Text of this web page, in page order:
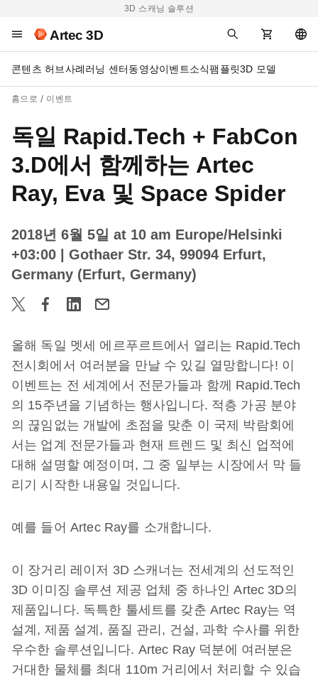
3D 스캐닝 솔루션
Artec 3D
콘텐츠 허브사례러닝 센터동영상이벤트소식팸플릿3D 모델
홈으로 이벤트
독일 Rapid.Tech + FabCon
3.D에서 함께하는 Artec
Ray, Eva 및 Space Spider
2018년 6월 5일 at 10 am Europe/Helsinki
+03:00
| Gothaer Str. 34, 99094 Erfurt,
Germany (Erfurt, Germany)
올해 독일 멧세 에르푸르트에서 열리는 Rapid.Tech
전시회에서 여러분을 만날 수 있길 열망합니다! 이
이벤트는 전 세계에서 전문가들과 함께 Rapid.Tech
의 15주년을 기념하는 행사입니다. 적층 가공 분야
의 끊임없는 개발에 초점을 맞춘 이 국제 박람회에
서는 업계 전문가들과 현재 트렌드 및 최신 업적에
대해 설명할 예정이며, 그 중 일부는 시장에서 막 들
리기 시작한 내용일 것입니다.
예를 들어 Artec Ray를 소개합니다.
이 장거리 레이저 3D 스캐너는 전세계의 선도적인
3D 이미징 솔루션 제공 업체 중 하나인 Artec 3D의
제품입니다. 독특한 툴세트를 갖춘 Artec Ray는 역
설계, 제품 설계, 품질 관리, 건설, 과학 수사를 위한
우수한 솔루션입니다. Artec Ray 덕분에 여러분은
거대한 물체를 최대 110m 거리에서 처리할 수 있습